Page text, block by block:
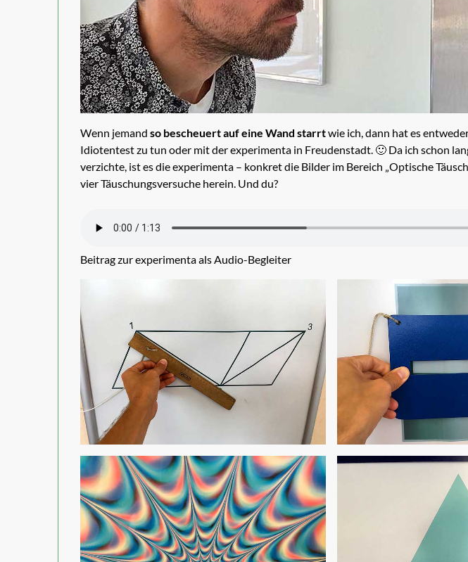
Wenn jemandso bescheuert auf eine Wand starrtwie ich, dann hat es
Idiotentest zu tun oder mit der experimenta in Freudenstadt. 🙂 Da ich schon
verzichte, ist es die experimenta – konkret die Bilder im Bereich „Optische
vier Täuschungsversuche herein. Und du?
Beitrag zur experimenta als Audio-Begleiter